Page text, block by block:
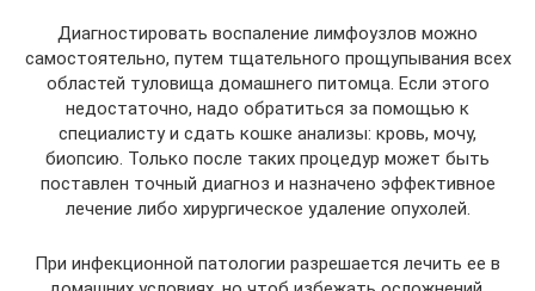
Диагностировать воспаление лимфоузлов можно
самостоятельно, путем тщательного прощупывания всех
областей туловища домашнего питомца. Если этого
недостаточно, надо обратиться за помощью к
специалисту и сдать кошке анализы: кровь, мочу,
биопсию. Только после таких процедур может быть
поставлен точный диагноз и назначено эффективное
лечение либо хирургическое удаление опухолей.
При инфекционной патологии разрешается лечить ее в